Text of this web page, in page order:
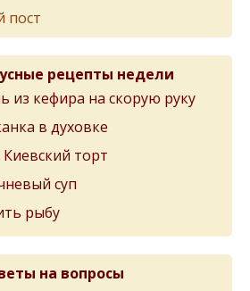
пост
рецепты недели
из кефира на скорую руку
в духовке
торт
суп
рыбу
на вопросы